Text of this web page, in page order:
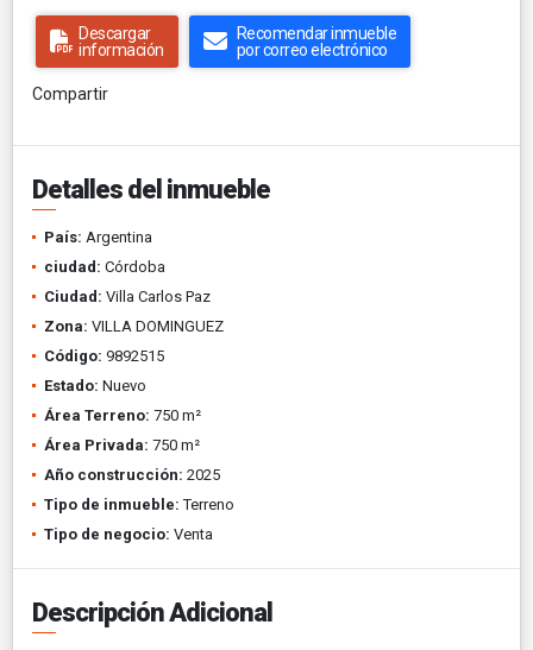
Descargar
información
Recomendar inmueble
por correo electrónico
Compartir
Detalles del inmueble
País: Argentina
ciudad: Córdoba
Ciudad: Villa Carlos Paz
Zona: VILLA DOMINGUEZ
Código: 9892515
Estado: Nuevo
Área Terreno: 750 m²
Área Privada: 750 m²
Año construcción: 2025
Tipo de inmueble: Terreno
Tipo de negocio: Venta
Descripción Adicional